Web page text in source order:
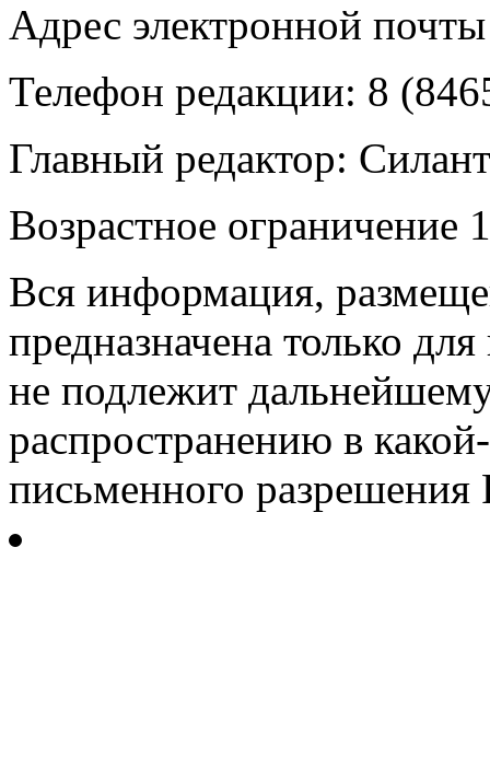
Адрес электронной
Телефон редакции: 8
Главный редактор:
Возрастное ограничение
Вся информация,
предназначена только
не подлежит
распространению в
письменного разрешения